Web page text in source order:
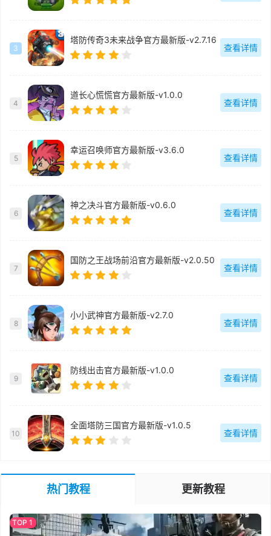
3
塔防传奇3未来战争官方最新版-v2.7.16
查看详情
4
道长心慌慌官方最新版-v1.0.0
查看详情
5
幸运召唤师官方最新版-v3.6.0
查看详情
6
神之决斗官方最新版-v0.6.0
查看详情
7
国防之王战场前沿官方最新版-v2.0.50
查看详情
8
小小武神官方最新版-v2.7.0
查看详情
9
防线出击官方最新版-v1.0.0
查看详情
10
全面塔防三国官方最新版-v1.0.5
查看详情
热门教程 更新教程